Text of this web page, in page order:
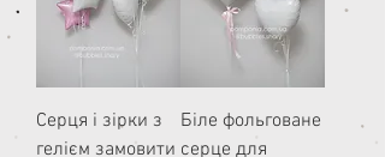
Серця і зірки з
гелієм замовити
Біле фольговане
серце для